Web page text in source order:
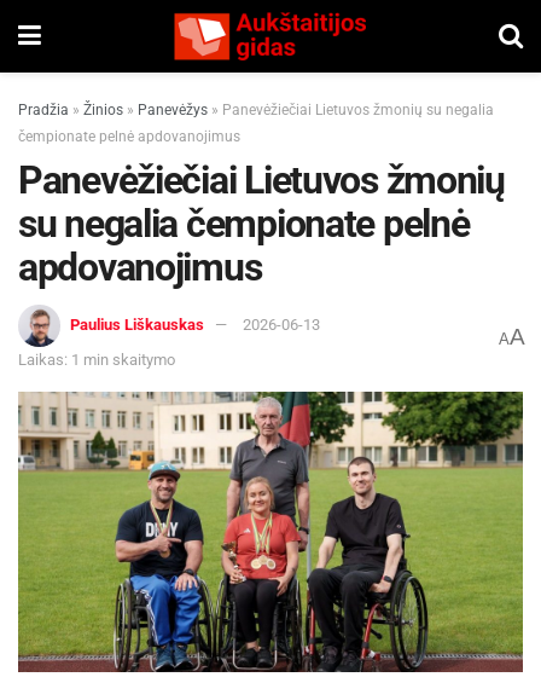
Pradžia » Žinios » Panevėžys » Panevėžiečiai Lietuvos žmonių su negalia
čempionate pelnė apdovanojimus
Panevėžiečiai Lietuvos žmonių
su negalia čempionate pelnė
apdovanojimus
Paulius Liškauskas
2026-06-13
Laikas: 1 min skaitymo
AA